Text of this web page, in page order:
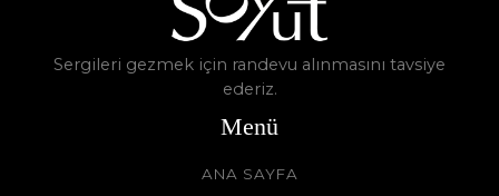
Sergileri gezmek için randevu alınmasını tavsiye
ederiz.
Menü
ANA SAYFA